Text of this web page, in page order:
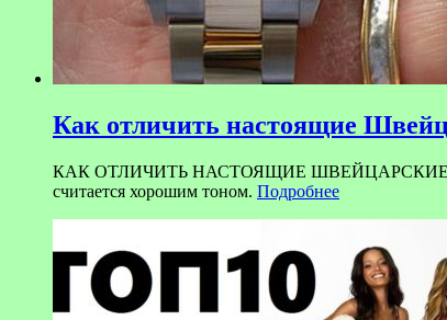
Как отличить настоящие
КАК ОТЛИЧИТЬ НАСТОЯЩИЕ ШВЕЙЦАРСКИЕ ЧАСЫ
считается хорошим тоном. Подробнее